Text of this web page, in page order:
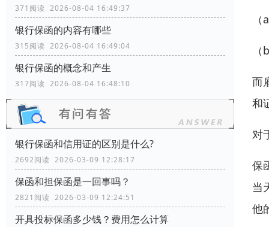
371阅读 2026-08-04 16:49:37
银行保函的内容有哪些
315阅读 2026-08-04 16:49:04
银行保函的概念和产生
317阅读 2026-08-04 16:48:10
银行保函和信用证的区别是什么?
2692阅读 2026-03-09 12:28:17
保函和担保函是一回事吗？
2821阅读 2026-03-09 12:24:51
开具投标保函多少钱？费用怎么计算
而
和
对
保
当
他